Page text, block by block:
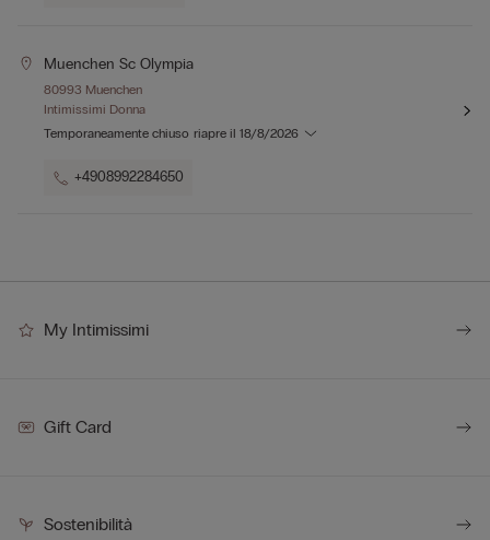
Muenchen Sc Olympia
80993 Muenchen
Intimissimi Donna
Temporaneamente chiuso riapre il 18/8/2026
+4908992284650
My Intimissimi
Gift Card
Sostenibilità